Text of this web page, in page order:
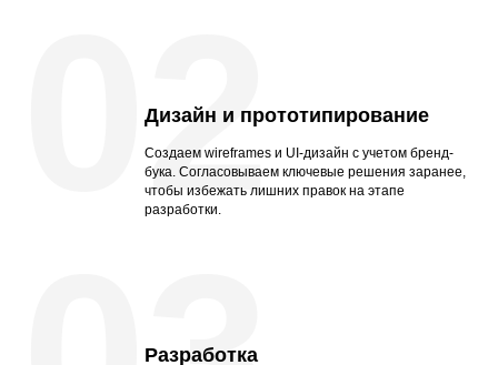
Дизайн и прототипирование
Создаем wireframes и UI-дизайн с учетом бренд-
бука. Согласовываем ключевые решения заранее,
чтобы избежать лишних правок на этапе
разработки.
02
Разработка